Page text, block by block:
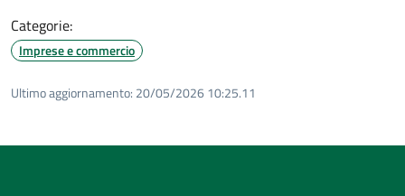
Categorie:
Imprese e commercio
Ultimo aggiornamento: 20/05/2026 10:25.11